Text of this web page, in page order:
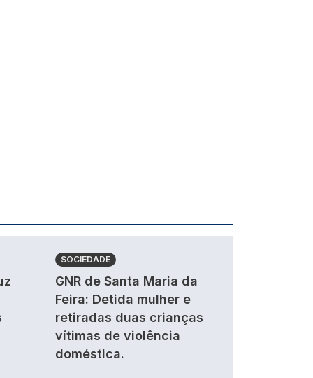
SOCIEDADE
GNR de Santa Maria da
Feira: Detida mulher e
retiradas duas crianças
vítimas de violência
doméstica.